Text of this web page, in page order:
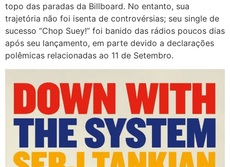
topo das paradas da Billboard. No entanto, sua
trajetória não foi isenta de controvérsias; seu single de
sucesso “Chop Suey!” foi banido das rádios poucos dias
após seu lançamento, em parte devido a declarações
polêmicas relacionadas ao 11 de Setembro.